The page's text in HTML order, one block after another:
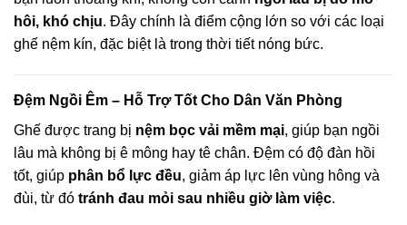
hôi, khó chịu. Đây chính là điểm cộng lớn so với các loại
ghế nệm kín, đặc biệt là trong thời tiết nóng bức.
Đệm Ngồi Êm – Hỗ Trợ Tốt Cho Dân Văn Phòng
Ghế được trang bị nệm bọc vải mềm mại, giúp bạn ngồi
lâu mà không bị ê mông hay tê chân. Đệm có độ đàn hồi
tốt, giúp phân bổ lực đều, giảm áp lực lên vùng hông và
đùi, từ đó tránh đau mỏi sau nhiều giờ làm việc.